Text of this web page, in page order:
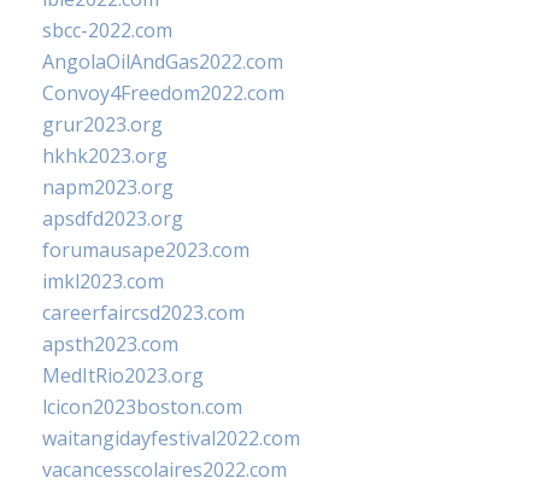
sbcc-2022.com
AngolaOilAndGas2022.com
Convoy4Freedom2022.com
grur2023.org
hkhk2023.org
napm2023.org
apsdfd2023.org
forumausape2023.com
imkl2023.com
careerfaircsd2023.com
apsth2023.com
MedItRio2023.org
lcicon2023boston.com
waitangidayfestival2022.com
vacancesscolaires2022.com